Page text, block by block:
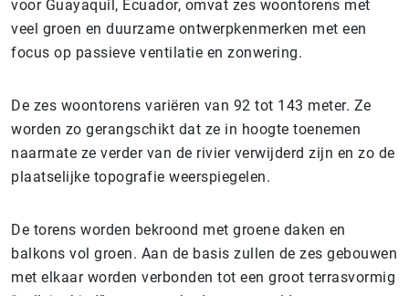
voor Guayaquil, Ecuador, omvat zes woontorens met
veel groen en duurzame ontwerpkenmerken met een
focus op passieve ventilatie en zonwering.
De zes woontorens variëren van 92 tot 143 meter. Ze
worden zo gerangschikt dat ze in hoogte toenemen
naarmate ze verder van de rivier verwijderd zijn en zo de
plaatselijke topografie weerspiegelen.
De torens worden bekroond met groene daken en
balkons vol groen. Aan de basis zullen de zes gebouwen
met elkaar worden verbonden tot een groot terrasvormig